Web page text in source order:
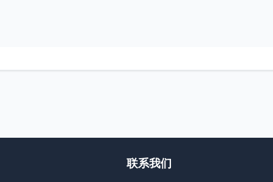
联系我们